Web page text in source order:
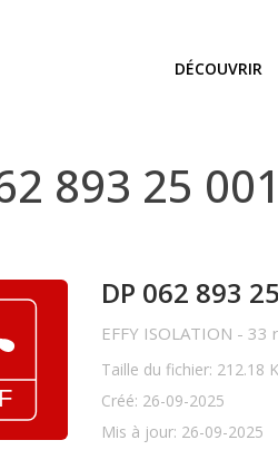
DÉCOUVRIR
893 25
DP 062 893
EFFY ISOLATION - 33
Taille du fichier: 212.18
Créé: 26-09-2025
Mis à jour: 26-09-2025